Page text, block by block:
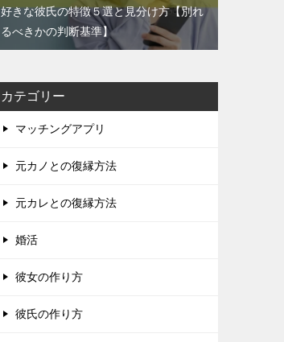
好きな彼氏の特徴５選と見分け方【別れ
るべきかの判断基準】
カテゴリー
マッチングアプリ
元カノとの復縁方法
元カレとの復縁方法
婚活
彼女の作り方
彼氏の作り方